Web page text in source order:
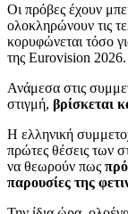
Οι πρόβες έχουν
ολοκληρώνουν τις
κορυφώνεται τόσο
της Eurovision 2026.
Ανάμεσα στις
στιγμή, βρίσκεται
Η ελληνική
πρώτες θέσεις των
να θεωρούν πως
παρουσίες της